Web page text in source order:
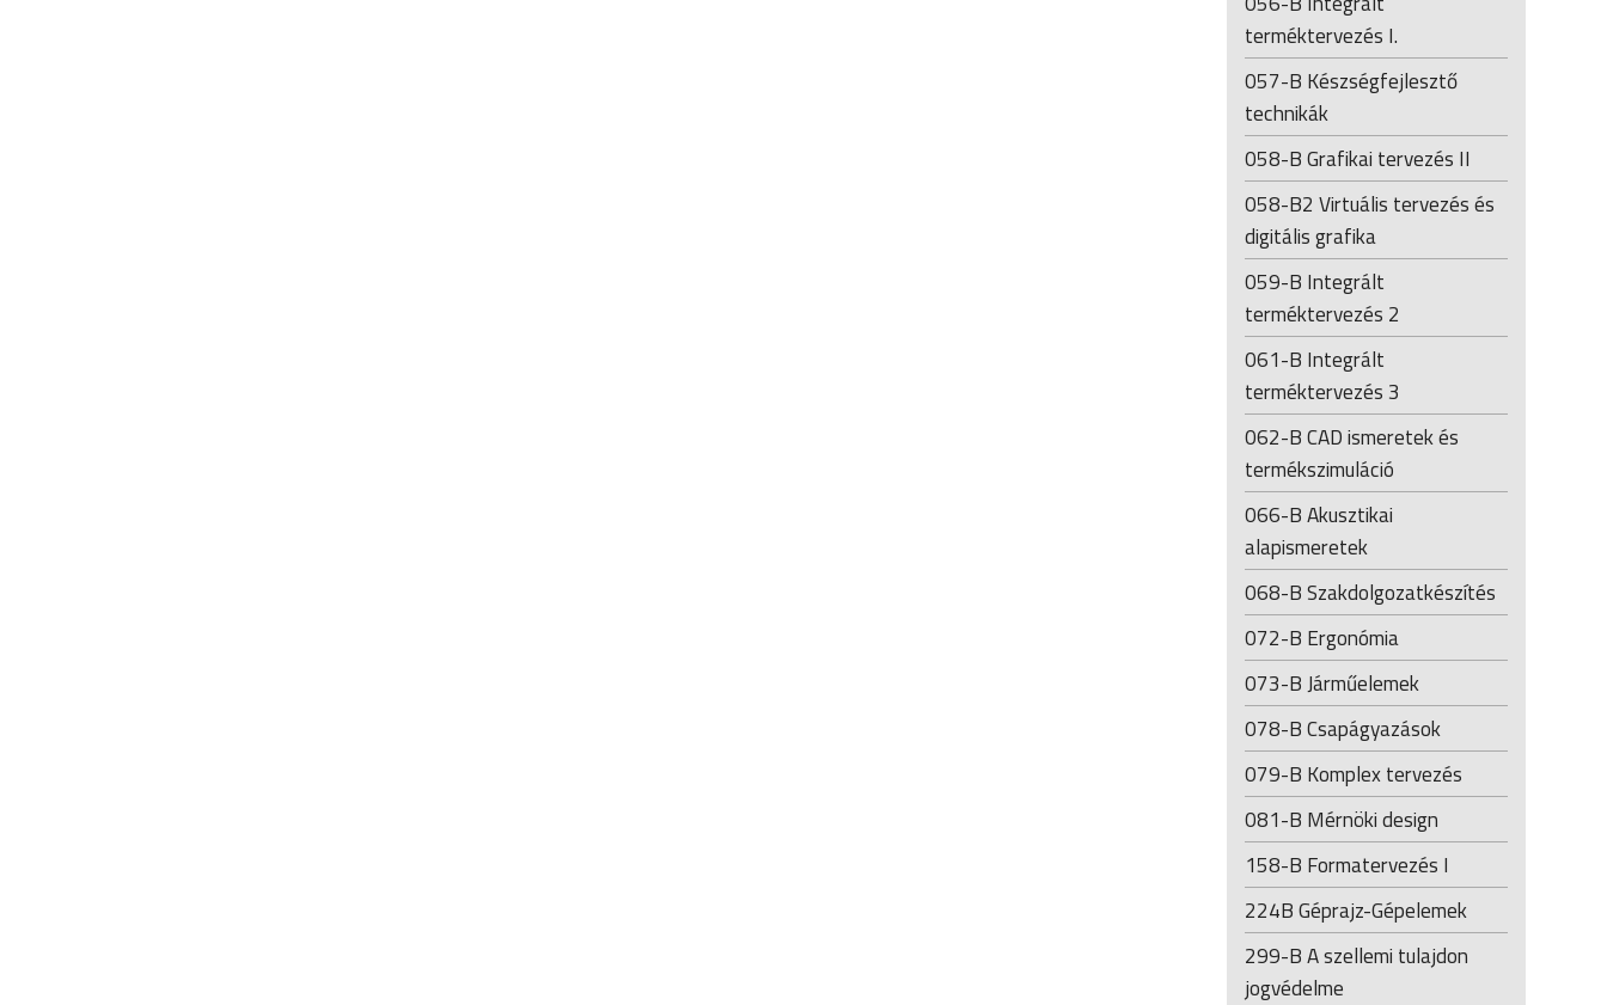
terméktervezés I.
057-B Készségfejlesztő
technikák
058-B Grafikai tervezés II
058-B2 Virtuális tervezés és
digitális grafika
059-B Integrált
terméktervezés 2
061-B Integrált
terméktervezés 3
062-B CAD ismeretek és
termékszimuláció
066-B Akusztikai
alapismeretek
068-B Szakdolgozatkészítés
072-B Ergonómia
073-B Járműelemek
078-B Csapágyazások
079-B Komplex tervezés
081-B Mérnöki design
158-B Formatervezés I
224B Géprajz-Gépelemek
299-B A szellemi tulajdon
jogvédelme